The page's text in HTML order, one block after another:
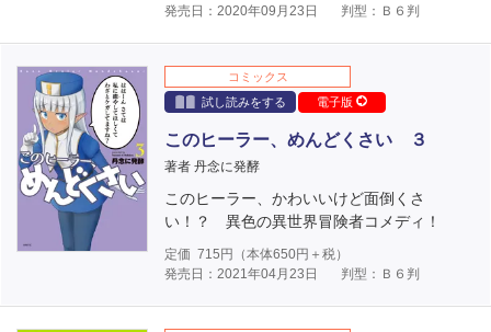
発売日：2020年09月23日
判型：Ｂ６判
コミックス
試し読みをする
電子版
このヒーラー、めんどくさい ３
著者 丹念に発酵
このヒーラー、かわいいけど面倒くさ
い！？ 異色の異世界冒険者コメディ！
定価 715 円（本体650円＋税）
発売日：2021年04月23日
判型：Ｂ６判